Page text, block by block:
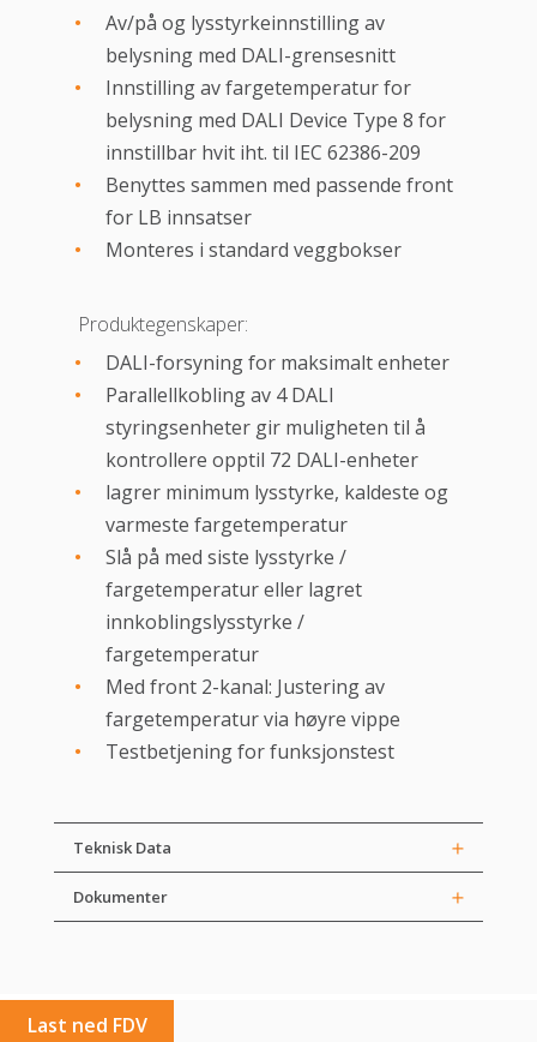
Av/på og lysstyrkeinnstilling av
belysning med DALI-grensesnitt
Innstilling av fargetemperatur for
belysning med DALI Device Type 8 for
innstillbar hvit iht. til IEC 62386-209
Benyttes sammen med passende front
for LB innsatser
Monteres i standard veggbokser
Produktegenskaper:
DALI-forsyning for maksimalt enheter
Parallellkobling av 4 DALI
styringsenheter gir muligheten til å
kontrollere opptil 72 DALI-enheter
lagrer minimum lysstyrke, kaldeste og
varmeste fargetemperatur
Slå på med siste lysstyrke /
fargetemperatur eller lagret
innkoblingslysstyrke /
fargetemperatur
Med front 2-kanal: Justering av
fargetemperatur via høyre vippe
Testbetjening for funksjonstest
Teknisk Data
Dokumenter
Last ned FDV